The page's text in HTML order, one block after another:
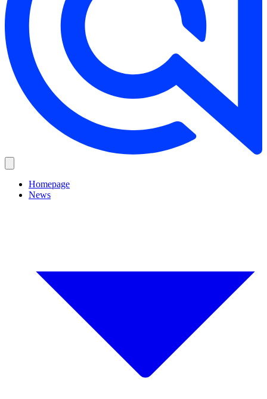
Homepage
News